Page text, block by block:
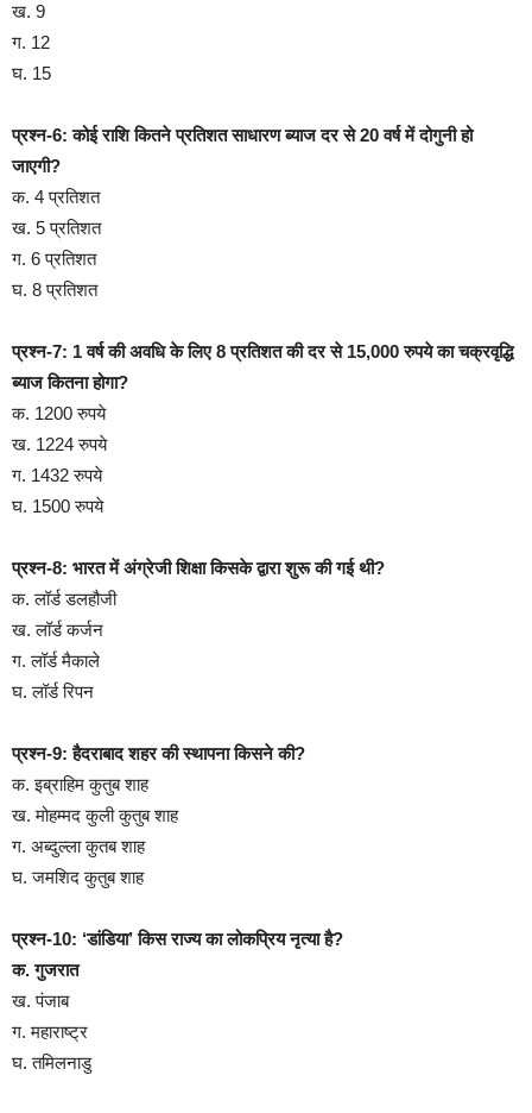
ख. 9
ग. 12
घ. 15
प्रश्न-6: कोई राशि कितने प्रतिशत साधारण ब्याज दर से 20 वर्ष में दोगुनी हो
जाएगी?
क. 4 प्रतिशत
ख. 5 प्रतिशत
ग. 6 प्रतिशत
घ. 8 प्रतिशत
प्रश्न-7: 1 वर्ष की अवधि के लिए 8 प्रतिशत की दर से 15,000 रुपये का चक्रवृद्धि
ब्याज कितना होगा?
क. 1200 रुपये
ख. 1224 रुपये
ग. 1432 रुपये
घ. 1500 रुपये
प्रश्न-8: भारत में अंग्रेजी शिक्षा किसके द्वारा शुरू की गई थी?
क. लॉर्ड डलहौजी
ख. लॉर्ड कर्जन
ग. लॉर्ड मैकाले
घ. लॉर्ड रिपन
प्रश्न-9: हैदराबाद शहर की स्थापना किसने की?
क. इब्राहिम कुतुब शाह
ख. मोहम्मद कुली कुतुब शाह
ग. अब्दुल्ला कुतब शाह
घ. जमशिद कुतुब शाह
प्रश्न-10: ‘डांडिया’ किस राज्य का लोकप्रिय नृत्या है?
क. गुजरात
ख. पंजाब
ग. महाराष्ट्र
घ. तमिलनाडु